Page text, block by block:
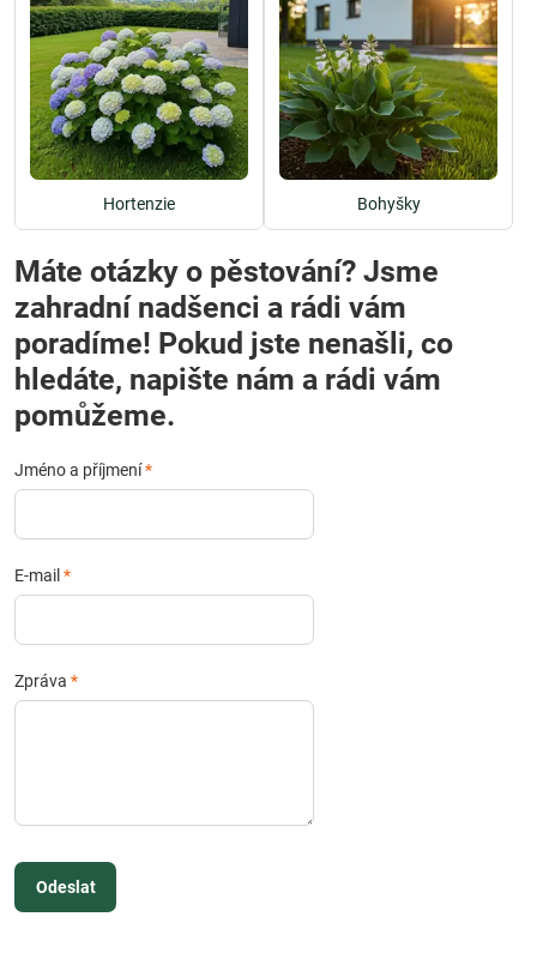
Hortenzie Bohyšky
Máte otázky o pěstování? Jsme
zahradní nadšenci a rádi vám
poradíme! Pokud jste nenašli, co
hledáte, napište nám a rádi vám
pomůžeme.
Jméno a příjmení*
E-mail *
Zpráva *
Odeslat